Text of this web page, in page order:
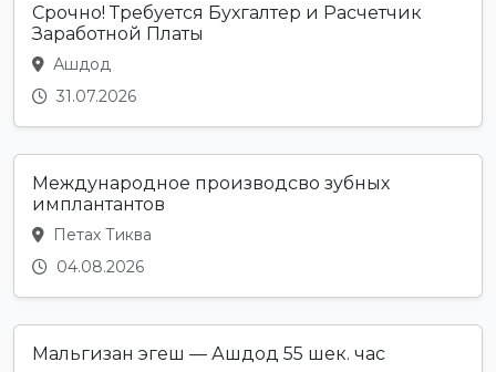
Срочно! Требуется Бухгалтер и Расчетчик
Заработной Платы
Ашдод
31.07.2026
Международное производсво зубных
имплантантов
Петах Тиква
04.08.2026
Мальгизан эгеш — Ашдод 55 шек. час